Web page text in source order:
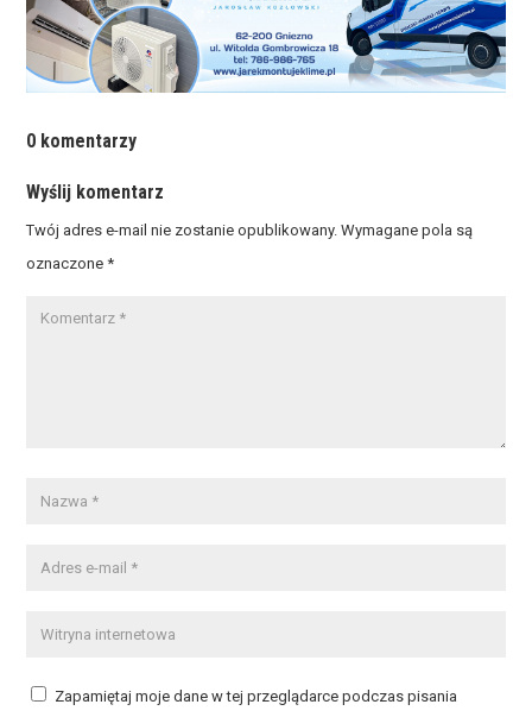
0 komentarzy
Wyślij komentarz
Twój adres e-mail nie zostanie opublikowany. Wymagane pola są
oznaczone*
Zapamiętaj moje dane w tej przeglądarce podczas pisania